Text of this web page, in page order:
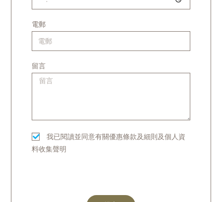
電郵
留言
我已閱讀並同意有關優惠條款及細則及個人資
料收集聲明